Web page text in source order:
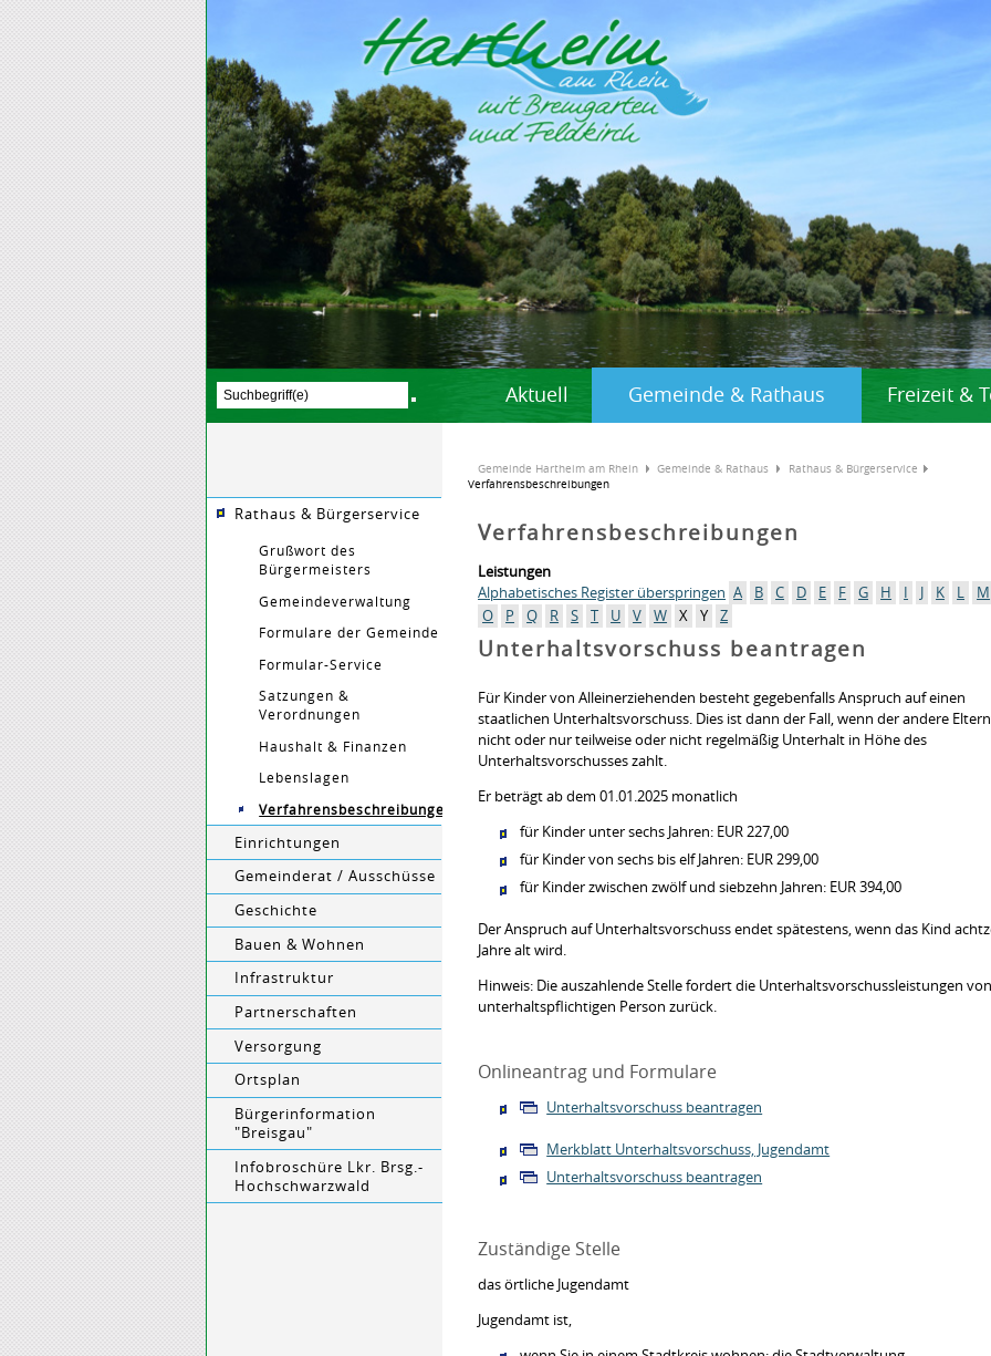
Aktuell Gemeinde & Rathaus Freizeit &
Rathaus & Bürgerservice
Grußwort des
Bürgermeisters
Gemeindeverwaltung
Formulare der Gemeinde
Formular-Service
Satzungen &
Verordnungen
Haushalt & Finanzen
Lebenslagen
Verfahrensbeschreibungen
Einrichtungen
Gemeinderat / Ausschüsse
Geschichte
Bauen & Wohnen
Infrastruktur
Partnerschaften
Versorgung
Ortsplan
Bürgerinformation
"Breisgau"
Infobroschüre Lkr. Brsg.-
Hochschwarzwald
Gemeinde Hartheim am Rhein Gemeinde & Rathaus
Rathaus & Bürgerservice
Verfahrensbeschreibungen
Verfahrensbeschreibungen
Leistungen
Alphabetisches Register überspringen A B C D E F G H I J K L M
O
P Q R S T U V W X Y Z
Unterhaltsvorschuss beantragen
Für Kinder von Alleinerziehenden besteht gegebenfalls Anspruch auf einen
staatlichen Unterhaltsvorschuss. Dies ist dann der Fall, wennder andere
nicht oder nur teilweise oder nicht regelmäßig Unterhalt in Höhe des
Unterhaltsvorschusses zahlt.
Er beträgt ab dem 01.01.2025 monatlich
für Kinder unter sechs Jahren: EUR 227,00
für Kinder von sechs bis elf Jahren: EUR 299,00
für Kinder zwischen zwölf und siebzehn Jahren: EUR 394,00
Der Anspruch auf Unterhaltsvorschuss endet spätestens, wenn das Kind
Jahre alt wird.
Hinweis: Die auszahlende Stelle fordert die Unterhaltsvorschussleistungen
unterhaltspflichtigen Person zurück.
Onlineantrag und Formulare
Unterhaltsvorschuss beantragen
Merkblatt Unterhaltsvorschuss, Jugendamt
Unterhaltsvorschuss beantragen
Zuständige Stelle
das örtliche Jugendamt
Jugendamt ist,